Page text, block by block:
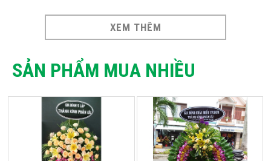
XEM THÊM
SẢN PHẨM MUA NHIỀU